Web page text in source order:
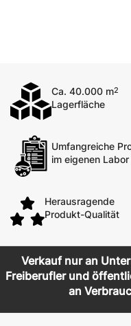
Ca. 40.000 m2
Lagerfläche
Umfangreiche
im eigenen Labor
Herausragende
Produkt-Qualität
Verkauf nur an
Freiberufler und
an